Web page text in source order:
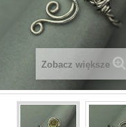
Zobacz większe